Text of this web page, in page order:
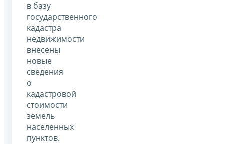
в базу
государственного
кадастра
недвижимости
внесены
новые
сведения
о
кадастровой
стоимости
земель
населенных
пунктов.